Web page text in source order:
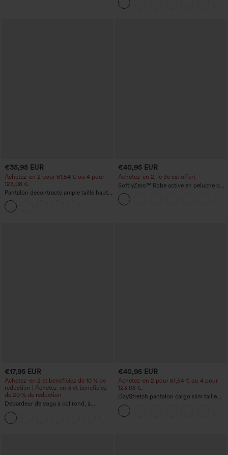
€35,95 EUR
Achetez-en 2 pour 61,54 € ou 4 pour
123,08 €.
Pantalon décontracté ample taille haute
à jambes larges, avec poches
€40,95 EUR
Achetez-en 2, le 3e est offert
SoftlyZero™ Robe active en peluche dos
nu — Édition Hyper Facile
€17,95 EUR
Achetez-en 2 et bénéficiez de 10 % de
réduction | Achetez-en 3 et bénéficiez
de 20 % de réduction
Débardeur de yoga à col rond, à
fronces, effet rafraîchissant - UPF50+
€40,95 EUR
Achetez-en 2 pour 61,54 € ou 4 pour
123,08 €.
DayStretch pantalon cargo slim taille
haute, poches zippées, uni